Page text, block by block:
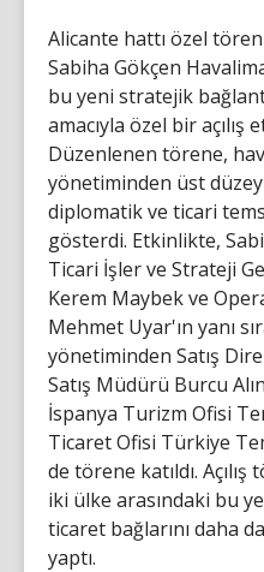
Alicante hattı özel
Sabiha Gökçen
bu yeni stratejik
amacıyla özel bir
Düzenlenen törene,
yönetiminden üst düzey
diplomatik ve ticari
gösterdi. Etkinlikte,
Ticari İşler ve Strateji
Kerem Maybek ve
Mehmet Uyar'ın yanı
yönetiminden Satış
Satış Müdürü Burcu
İspanya Turizm Ofisi
Ticaret Ofisi Türkiye
de törene katıldı.
iki ülke arasındaki bu
ticaret bağlarını daha
yaptı.